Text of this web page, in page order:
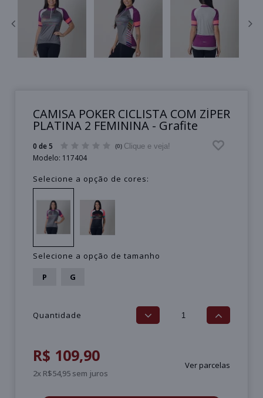
CAMISA POKER CICLISTA COM ZÍPER
PLATINA 2 FEMININA - Grafite
0 de 5 (0) Clique e veja!
Modelo: 117404
Selecione a opção de cores:
Selecione a opção de tamanho
P
G
Quantidade
Ver parcelas
R$ 109,90
2x R$54,95 sem juros